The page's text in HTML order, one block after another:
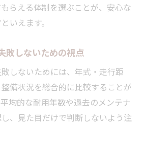
らえる体制を選ぶことが、安心な
いえます。
敗しないための視点
しないためには、年式・走行距
備状況を総合的に比較することが
均的な耐用年数や過去のメンテナ
、見た目だけで判断しないよう注